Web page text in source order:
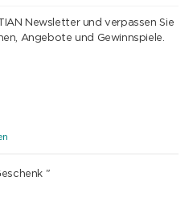
Newsletter und verpassen Sie
Angebote und Gewinnspiele.
"